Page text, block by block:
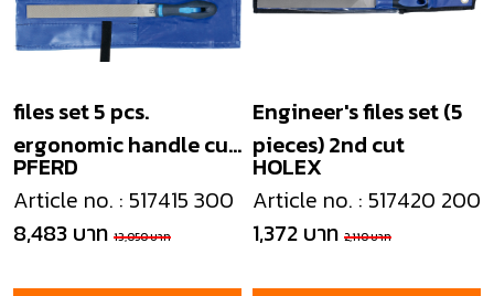
PFERD
files set 5 pcs.
ergonomic handle cut
2
Article no. : 517415 300
8,483 บาท 13,050 บาท
HOLEX
Engineer's files set (5
pieces) 2nd cut
Article no. : 517420 200
1,372 บาท 2,110 บาท